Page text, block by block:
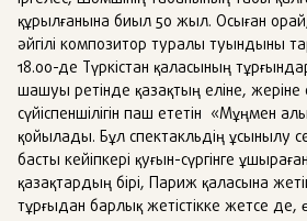
құрылғанына биыл 50 жыл. Осыған
әйгілі композитор туралы туындыны
18.00-де Түркістан қаласының
шашуы ретінде қазақтың еліне,
сүйіспеншілігін паш ететін «Мұңмен
қойылады. Бұл спектакльдің ұсынылу
басты кейіпкері қуғын-сүргінге
қазақтардың бірі, Париж қаласына
тұрғыдан барлық жетістікке жетсе де,